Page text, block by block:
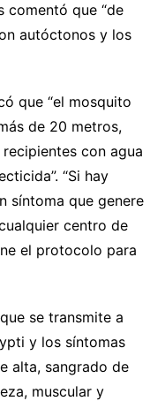
comentó que “de
autóctonos y los
que “el mosquito
de 20 metros,
con agua
“Si hay
síntoma que genere
centro de
el protocolo para
se transmite a
y los síntomas
alta, sangrado de
muscular y